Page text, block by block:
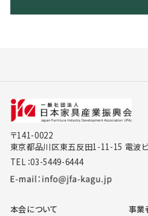
〒141-0022
東京都品川区東五反田1-11-15 電波
TEL：03-5449-6444
本会について
事業